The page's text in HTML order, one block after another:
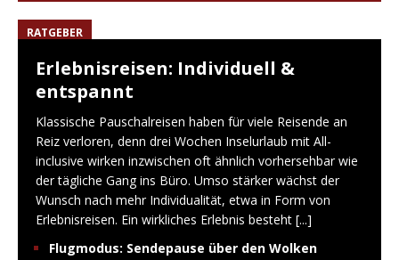
RATGEBER
Erlebnisreisen: Individuell &
entspannt
Klassische Pauschalreisen haben für viele Reisende an
Reiz verloren, denn drei Wochen Inselurlaub mit All-
inclusive wirken inzwischen oft ähnlich vorhersehbar wie
der tägliche Gang ins Büro. Umso stärker wächst der
Wunsch nach mehr Individualität, etwa in Form von
Erlebnisreisen. Ein wirkliches Erlebnis besteht [...]
Flugmodus: Sendepause über den Wolken